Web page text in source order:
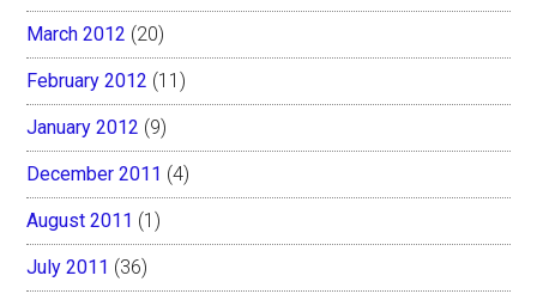
March 2012 (20)
February 2012 (11)
January 2012 (9)
December 2011 (4)
August 2011 (1)
July 2011 (36)